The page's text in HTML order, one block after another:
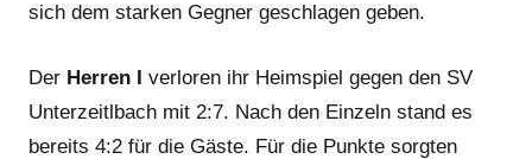
sich dem starken Gegner geschlagen geben.
Der Herren I verloren ihr Heimspiel gegen den SV
Unterzeitlbach mit 2:7. Nach den Einzeln stand es
bereits 4:2 für die Gäste. Für die Punkte sorgten